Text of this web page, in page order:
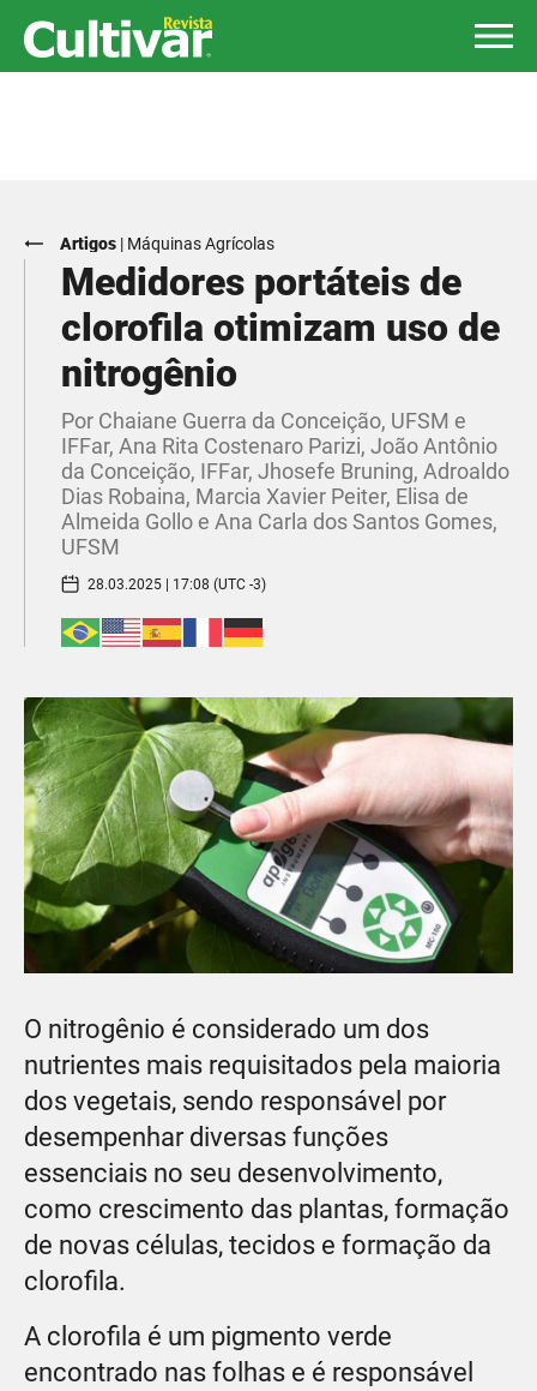
Artigos | Máquinas Agrícolas
Medidores portáteis de
clorofila otimizam uso de
nitrogênio
Por Chaiane Guerra da Conceição, UFSM e
IFFar, Ana Rita Costenaro Parizi, João Antônio
da Conceição, IFFar, Jhosefe Bruning, Adroaldo
Dias Robaina, Marcia Xavier Peiter, Elisa de
Almeida Gollo e Ana Carla dos Santos Gomes,
UFSM
28.03.2025 | 17:08 (UTC -3)
O nitrogênio é considerado um dos
nutrientes mais requisitados pela maioria
dos vegetais, sendo responsável por
desempenhar diversas funções
essenciais no seu desenvolvimento,
como crescimento das plantas, formação
de novas células, tecidos e formação da
clorofila.
A clorofila é um pigmento verde
encontrado nas folhas e é responsável